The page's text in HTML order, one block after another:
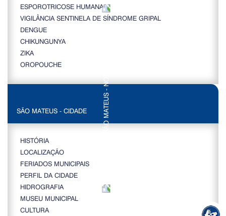
ESPOROTRICOSE HUMANA
VIGILÂNCIA SENTINELA DE SÍNDROME GRIPAL
DENGUE
CHIKUNGUNYA
ZIKA
OROPOUCHE
SÃO MATEUS - CIDADE
HISTÓRIA
LOCALIZAÇÃO
FERIADOS MUNICIPAIS
PERFIL DA CIDADE
HIDROGRAFIA
MUSEU MUNICIPAL
CULTURA